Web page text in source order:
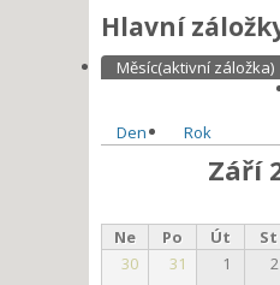
Hlavní
Měsíc(aktivní záložka)
Den
Rok
Září
Ne Po Út St
30
31 1 2